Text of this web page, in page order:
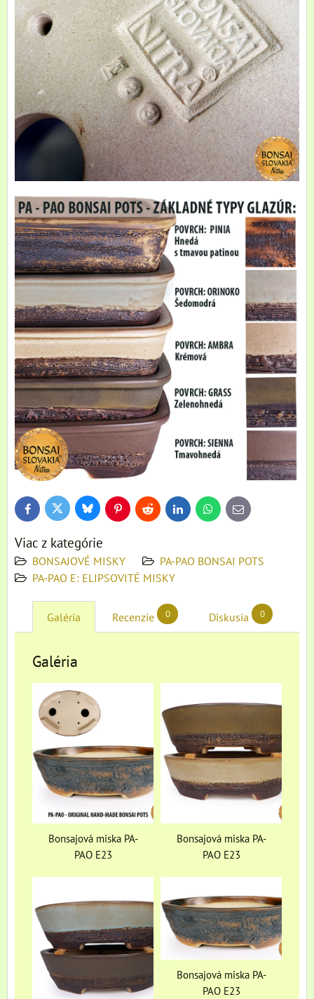
FacebookTwitter BlueskyPinterestReddit LinkedInWhatsApp
E-
mail
Viac z kategórie
BONSAJOVÉ MISKY
PA-PAO BONSAI POTS
PA-PAO E: ELIPSOVITÉ MISKY
Galéria Recenzie 0 Diskusia 0
Galéria
Bonsajová miska PA-
PAO E23
Bonsajová miska PA-
PAO E23
Bonsajová miska PA-
PAO E23